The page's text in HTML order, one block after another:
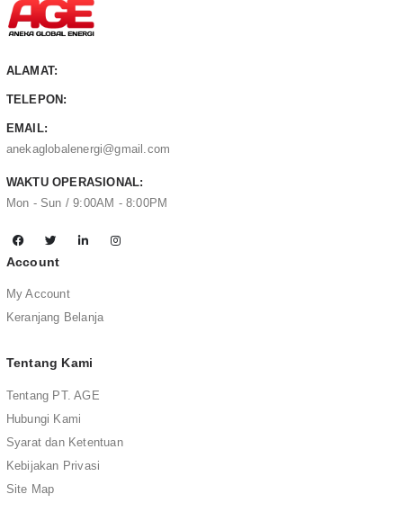
ALAMAT:
TELEPON:
EMAIL:
anekaglobalenergi@gmail.com
WAKTU OPERASIONAL:
Mon - Sun / 9:00AM - 8:00PM
Account
My Account
Keranjang Belanja
Tentang Kami
Tentang PT. AGE
Hubungi Kami
Syarat dan Ketentuan
Kebijakan Privasi
Site Map